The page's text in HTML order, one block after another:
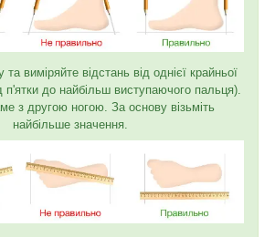
та виміряйте відстань від однієї крайньої
п'ятки до найбільш виступаючого пальця).
з другою ногою. За основу візьміть
найбільше значення.